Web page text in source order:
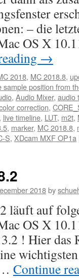
– die
OS X
→
2018, MC 2018.8,
sample position from
, Audio Mixer, audio
correction,
, live timeline, LUT, m2t,
, marker, MC 2018.8,
S, XDcam MXF OP1a
2018by
läuft auf
OS X
! Hier das
Continue